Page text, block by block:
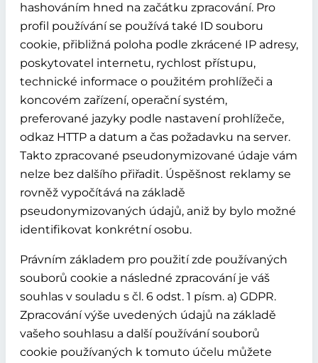
hashováním hned na začátku zpracování. Pro
profil používání se používá také ID souboru
cookie, přibližná poloha podle zkrácené IP adresy,
poskytovatel internetu, rychlost přístupu,
technické informace o použitém prohlížeči a
koncovém zařízení, operační systém,
preferované jazyky podle nastavení prohlížeče,
odkaz HTTP a datum a čas požadavku na server.
Takto zpracované pseudonymizované údaje vám
nelze bez dalšího přiřadit. Úspěšnost reklamy se
rovněž vypočítává na základě
pseudonymizovaných údajů, aniž by bylo možné
identifikovat konkrétní osobu.
Právním základem pro použití zde používaných
souborů cookie a následné zpracování je váš
souhlas v souladu s čl. 6 odst. 1 písm. a) GDPR.
Zpracování výše uvedených údajů na základě
vašeho souhlasu a další používání souborů
cookie používaných k tomuto účelu můžete